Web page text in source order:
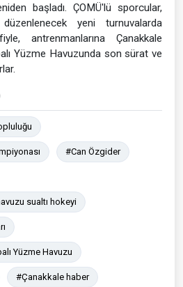
başladı. ÇOMÜ'lü sporcular,
yeni turnuvalarda
antrenmanlarına Çanakkale
Yüzme Havuzunda son sürat ve
#Can Özgider
sualtı hokeyi
Yüzme Havuzu
#Çanakkale haber